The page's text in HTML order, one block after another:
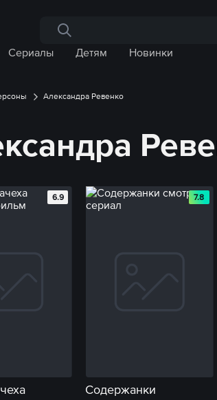
Поиск по сайту
Сериалы Детям Новинки
Александра Ревенко
6.9 7.8
Содержанки